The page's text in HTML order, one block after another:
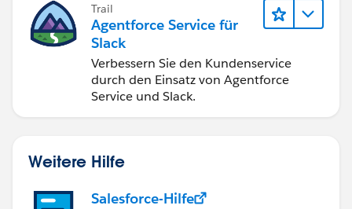
Trail
Agentforce Service für
Slack
Verbessern Sie den Kundenservice
durch den Einsatz von Agentforce
Service und Slack.
Weitere Hilfe
Salesforce-Hilfe